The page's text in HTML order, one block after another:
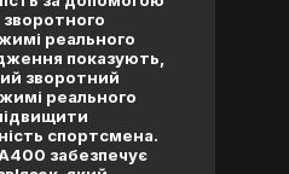
зворотного
реального
показують,
зворотний
реального
спортсмена.
забезпечує